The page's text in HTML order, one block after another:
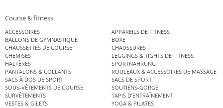
Course & fitness
ACCESSOIRES
APPAREILS DE FITNESS
BALLONS DE GYMNASTIQUE
BOXE
CHAUSSETTES DE COURSE
CHAUSSURES
CHEMISES
LEGGINGS & TIGHTS DE FITNESS
HALTÈRES
SPORTNAHRUNG
PANTALONS & COLLANTS
ROULEAUX & ACCESSOIRES DE MASSAGE
SACS À DOS DE SPORT
SACS DE SPORT
SOUS-VÊTEMENTS DE COURSE
SOUTIENS-GORGE
SURVÊTEMENTS
TAPIS D’ENTRAÎNEMENT
VESTES & GILETS
YOGA & PILATES